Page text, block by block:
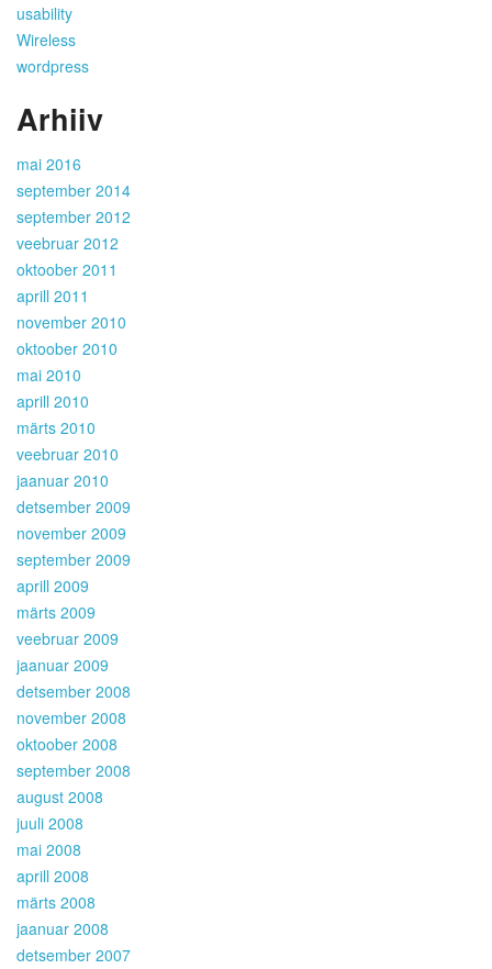
usability
Wireless
wordpress
Arhiiv
mai 2016
september 2014
september 2012
veebruar 2012
oktoober 2011
aprill 2011
november 2010
oktoober 2010
mai 2010
aprill 2010
märts 2010
veebruar 2010
jaanuar 2010
detsember 2009
november 2009
september 2009
aprill 2009
märts 2009
veebruar 2009
jaanuar 2009
detsember 2008
november 2008
oktoober 2008
september 2008
august 2008
juuli 2008
mai 2008
aprill 2008
märts 2008
jaanuar 2008
detsember 2007